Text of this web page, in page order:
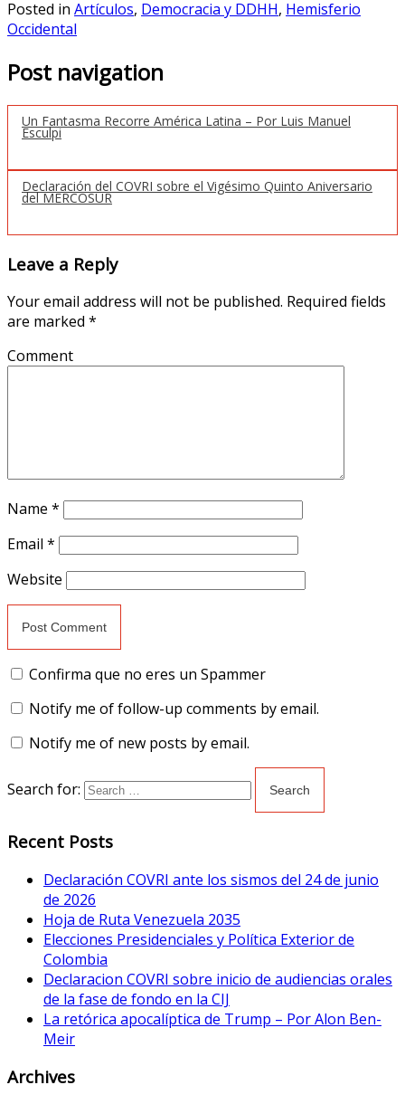
Posted in Artículos, Democracia y DDHH, Hemisferio
Occidental
Post navigation
Un Fantasma Recorre América Latina – Por Luis Manuel
Esculpi
Declaración del COVRI sobre el Vigésimo Quinto Aniversario
del MERCOSUR
Leave a Reply
Your email address will not be published. Required fields
are marked *
Comment
Name *
Email *
Website
Confirma que no eres un Spammer
Notify me of follow-up comments by email.
Notify me of new posts by email.
Search for:
Recent Posts
Declaración COVRI ante los sismos del 24 de junio
de 2026
Hoja de Ruta Venezuela 2035
Elecciones Presidenciales y Política Exterior de
Colombia
Declaracion COVRI sobre inicio de audiencias orales
de la fase de fondo en la CIJ
La retórica apocalíptica de Trump – Por Alon Ben-
Meir
Archives